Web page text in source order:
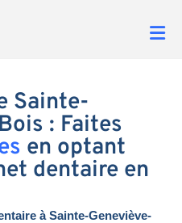
Sainte-
: Faites
en optant
dentaire en
à Sainte-Geneviève-